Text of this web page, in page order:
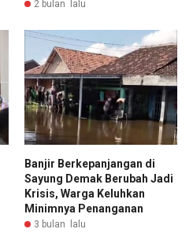
2 bulan lalu
Banjir Berkepanjangan di
Sayung Demak Berubah Jadi
Krisis, Warga Keluhkan
Minimnya Penanganan
3 bulan lalu